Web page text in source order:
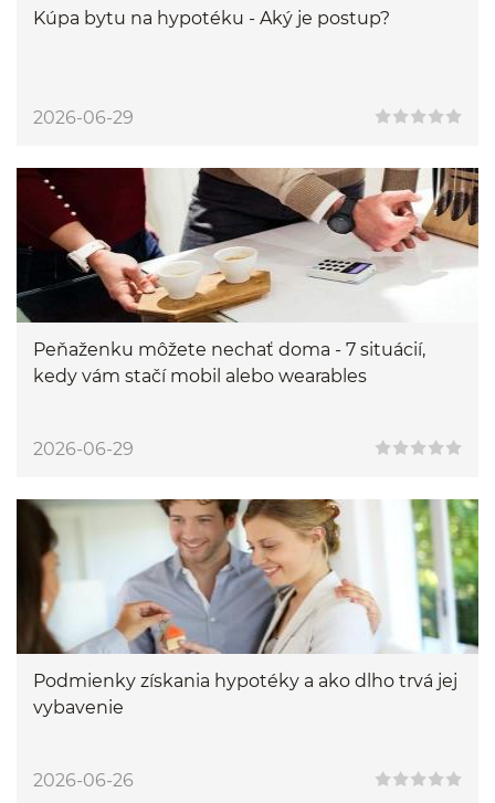
Kúpa bytu na hypotéku - Aký je postup?
2026-06-29
Peňaženku môžete nechať doma - 7 situácií,
kedy vám stačí mobil alebo wearables
2026-06-29
Podmienky získania hypotéky a ako dlho trvá jej
vybavenie
2026-06-26